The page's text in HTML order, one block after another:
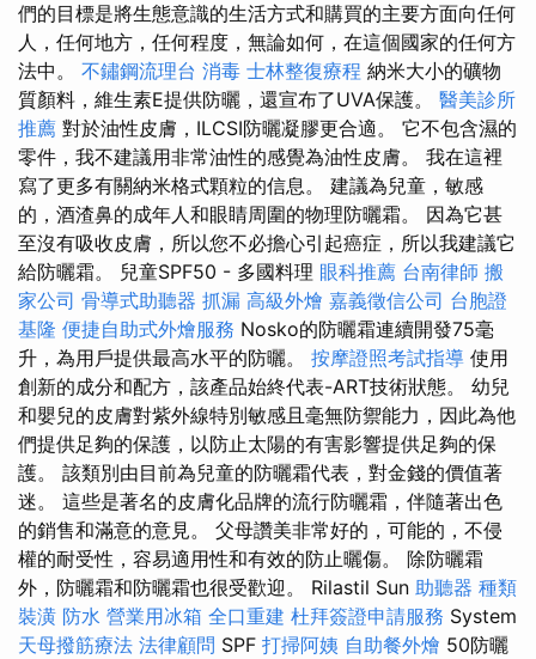
們的目標是將生態意識的生活方式和購買的主要方面向任何
人，任何地方，任何程度，無論如何，在這個國家的任何方
法中。 不鏽鋼流理台 消毒 士林整復療程 納米大小的礦物
質顏料，維生素E提供防曬，還宣布了UVA保護。 醫美診所
推薦 對於油性皮膚，ILCSI防曬凝膠更合適。 它不包含濕的
零件，我不建議用非常油性的感覺為油性皮膚。 我在這裡
寫了更多有關納米格式顆粒的信息。 建議為兒童，敏感
的，酒渣鼻的成年人和眼睛周圍的物理防曬霜。 因為它甚
至沒有吸收皮膚，所以您不必擔心引起癌症，所以我建議它
給防曬霜。 兒童SPF50 - 多國料理 眼科推薦 台南律師 搬
家公司 骨導式助聽器 抓漏 高級外燴 嘉義徵信公司 台胞證
基隆 便捷自助式外燴服務 Nosko的防曬霜連續開發75毫
升，為用戶提供最高水平的防曬。 按摩證照考試指導 使用
創新的成分和配方，該產品始終代表-ART技術狀態。 幼兒
和嬰兒的皮膚對紫外線特別敏感且毫無防禦能力，因此為他
們提供足夠的保護，以防止太陽的有害影響提供足夠的保
護。 該類別由目前為兒童的防曬霜代表，對金錢的價值著
迷。 這些是著名的皮膚化品牌的流行防曬霜，伴隨著出色
的銷售和滿意的意見。 父母讚美非常好的，可能的，不侵
權的耐受性，容易適用性和有效的防止曬傷。 除防曬霜
外，防曬霜和防曬霜也很受歡迎。 Rilastil Sun 助聽器 種類
裝潢 防水 營業用冰箱 全口重建 杜拜簽證申請服務 System
天母撥筋療法 法律顧問 SPF 打掃阿姨 自助餐外燴 50防曬